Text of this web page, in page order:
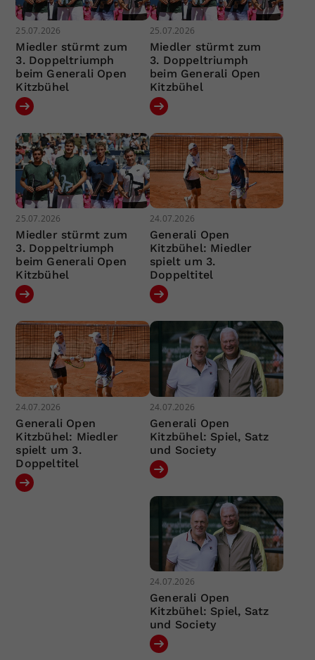
25.07.2026
Miedler stürmt zum
3. Doppeltriumph
beim Generali Open
Kitzbühel
25.07.2026
Miedler stürmt zum
3. Doppeltriumph
beim Generali Open
Kitzbühel
25.07.2026
Miedler stürmt zum
3. Doppeltriumph
beim Generali Open
Kitzbühel
24.07.2026
Generali Open
Kitzbühel: Miedler
spielt um 3.
Doppeltitel
24.07.2026
Generali Open
Kitzbühel: Miedler
spielt um 3.
Doppeltitel
24.07.2026
Generali Open
Kitzbühel: Spiel, Satz
und Society
24.07.2026
Generali Open
Kitzbühel: Spiel, Satz
und Society